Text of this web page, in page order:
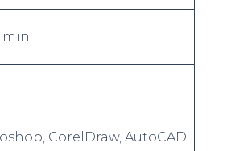
min
CorelDraw, AutoCAD